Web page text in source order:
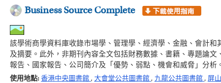
Business Source Complete
該學術商學資料庫收錄市場學、管理學、經濟學、金融、會計
及摘要。此外，非期刊內容全文包括財務數據、書籍、專題論
報告、國家報告、公司簡介及「優勢、弱點、機會和威脅」分析
使用地點: 香港中央圖書館 , 大會堂公共圖書館 , 九龍公共圖書館 , 屏